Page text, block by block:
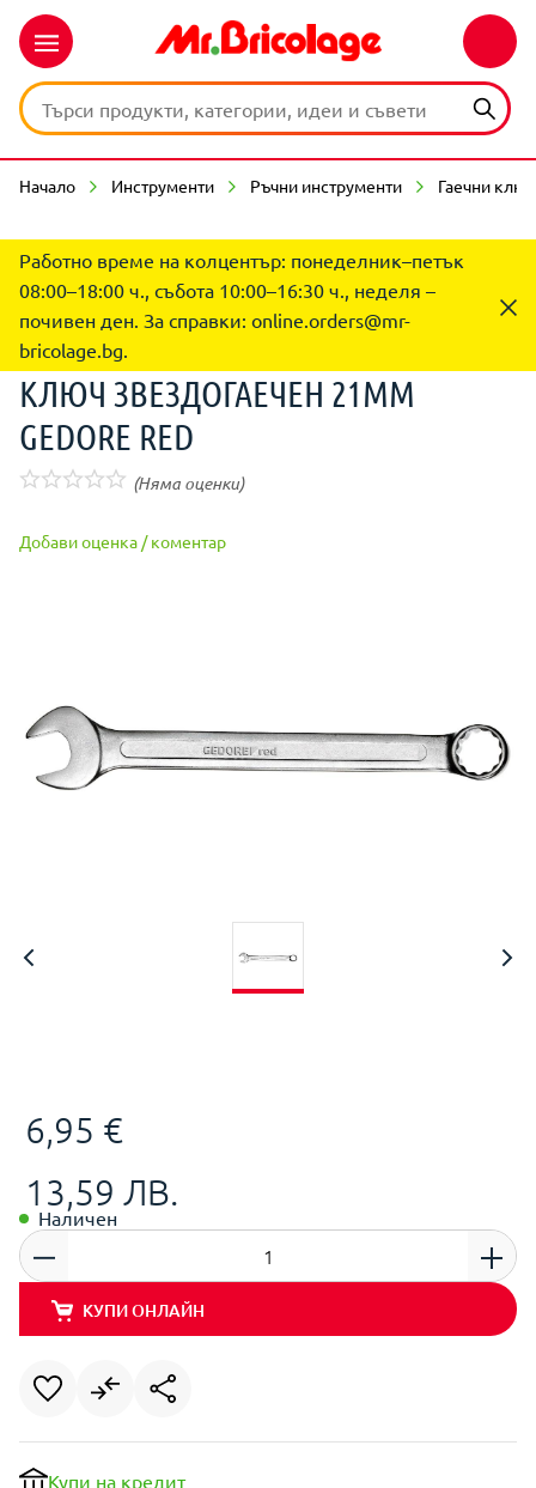
Начало Инструменти Ръчни инструменти Гаечни
Работно време на колцентър: понеделник–петък
08:00–18:00 ч., събота 10:00–16:30 ч., неделя –
почивен ден. За справки: online.orders@mr-
bricolage.bg.
КЛЮЧ ЗВЕЗДОГАЕЧЕН 21MM
GEDORE RED
(Няма оценки)
Добави оценка / коментар
6,95 €
13,59 ЛВ.
Наличен
КУПИ ОНЛАЙН
Купи на кредит